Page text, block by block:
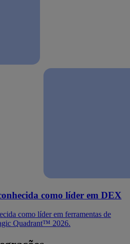
como líder em DEX
como líder em ferramentas de
Quadrant™ 2026.